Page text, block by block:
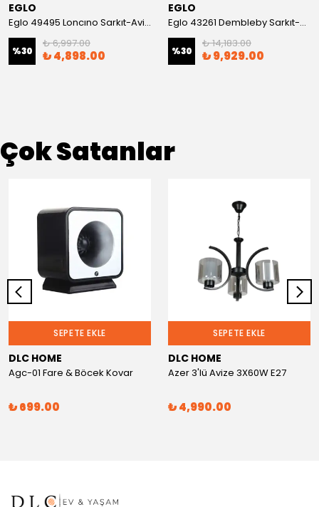
EGLO
Eglo 49495 Loncıno Sarkıt-Avize
%30
₺ 6,997.00
₺ 4,898.00
EGLO
Eglo 43261 Dembleby Sarkıt-Avize
%30
₺ 14,183.00
₺ 9,929.00
Çok Satanlar
SEPETE EKLE
DLC HOME
Agc-01 Fare & Böcek Kovar
₺ 699.00
SEPETE EKLE
DLC HOME
Azer 3'lü Avize 3X60W E27
₺ 4,990.00